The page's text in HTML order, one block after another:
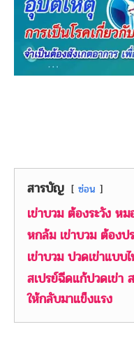
สารบัญ ซ่อน
เข่าบวม ต้องระวัง ห
หกล้ม เข่าบวม ต้องป
เข่าบวม ปวดเข่าแบ
สเปรย์ฉีดแก้ปวดเข่า
ให้กลับมาแข็งแรง